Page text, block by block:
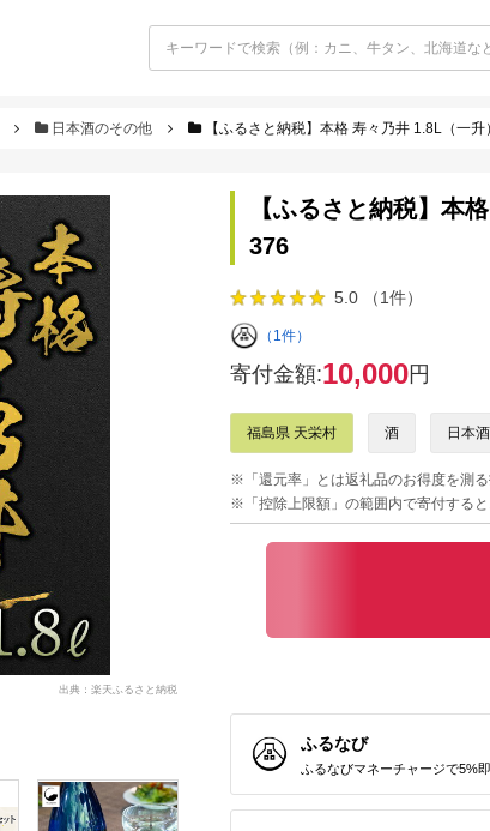
日本酒のその他 【ふるさと納税】本格 寿々乃井 1.8L（一
出典：楽天ふるさと納税
【ふるさと納税】本
376
5.0 （1件）
（1件）
寄付金額:10,000円
福島県 天栄村 酒 日本酒
※「還元率」とは返礼品のお得度を測
※「控除上限額」の範囲内で寄付する
ふるなび
ふるなびマネーチャージで5%即